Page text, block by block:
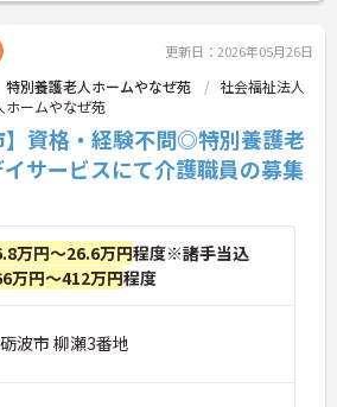
更新日：2026年05月26日
別養護老人ホームやなぜ苑
社会福祉法人
ームやなぜ苑
】資格・経験不問◎特別養護老
サービスにて介護職員の募集
万円～26.6万円程度※諸手当込
万円～412万円程度
波市 柳瀬3番地